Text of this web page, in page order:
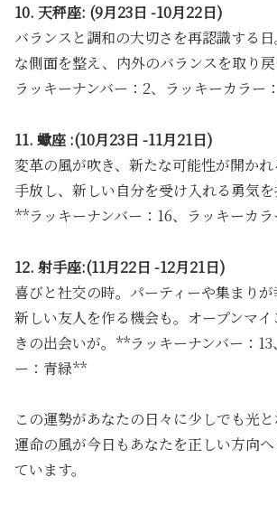
10. 天秤座: (9月23日 -10月22日)
バランスと調和の大切さを再認識する
な側面を整え、内外のバランスを取り
ラッキーナンバー：2、ラッキーカラー
11. 蠍座 :(10月23日 -11月21日)
変革の風が吹き、新たな可能性が開か
手放し、新しい自分を受け入れる勇気を
**ラッキーナンバー：16、ラッキーカ
12. 射手座:(11月22日 -12月21日)
喜びと社交の時。パーティーや集まりが
新しい友人を作る機会も。オープンマ
きの出会いが。**ラッキーナンバー：13
ー：青緑**
この運勢があなたの日々に少しでも光と
運命の風が今日もあなたを正しい方向
ています。